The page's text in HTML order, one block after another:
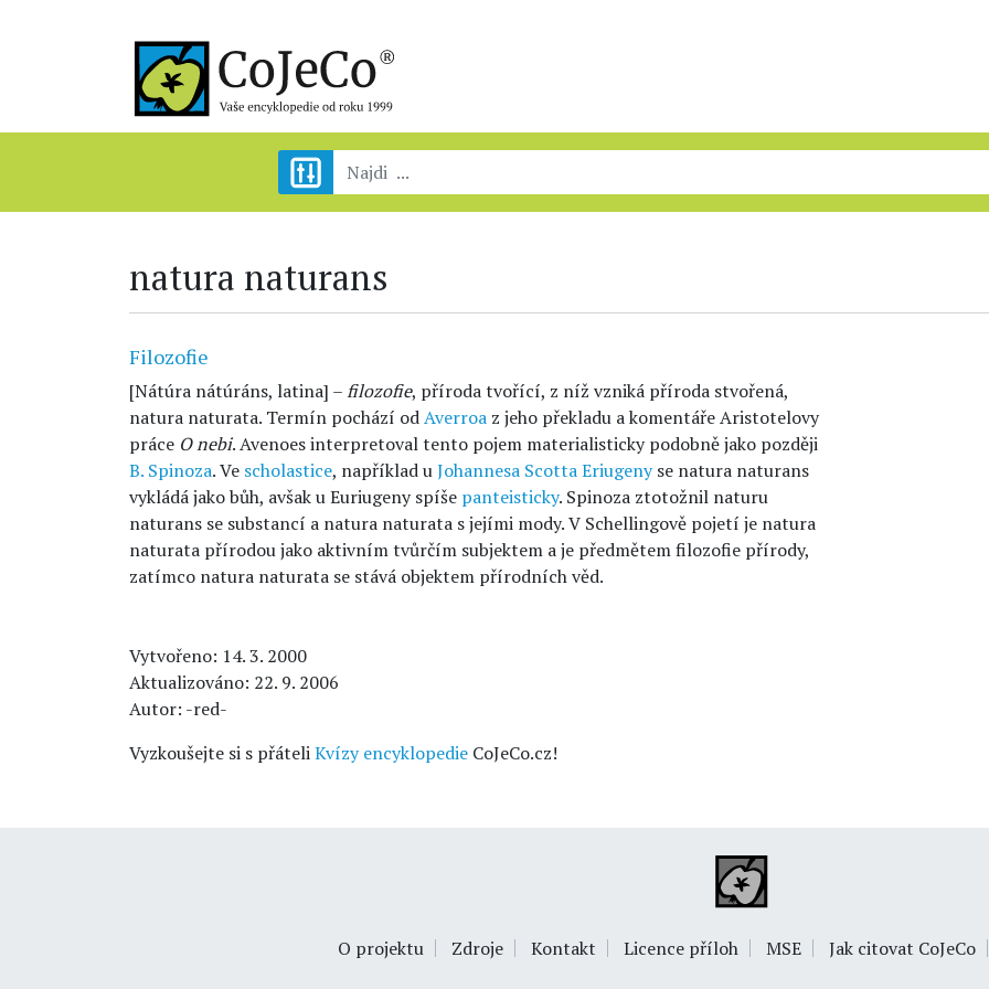
natura naturans
Filozofie
[Nátúra nátúráns, latina] –filozofie, příroda tvořící, z níž vzniká příroda stvořená,
natura naturata. Termín pochází odAverroa z jeho překladu a komentáře Aristotelovy
práce O nebi. Avenoes interpretoval tento pojem materialisticky podobně jako později
B. Spinoza. Ve scholastice, například uJohannesa Scotta Eriugenyse natura naturans
vykládá jako bůh, avšak u Euriugeny spíše panteisticky. Spinoza ztotožnil naturu
naturans se substancí a natura naturata s jejími mody. V Schellingově pojetí je natura
naturata přírodou jako aktivním tvůrčím subjektem a je předmětem filozofie přírody,
zatímco natura naturata se stává objektem přírodních věd.
Vytvořeno: 14. 3. 2000
Aktualizováno: 22. 9. 2006
Autor: -red-
Vyzkoušejte si s přáteliKvízy encyklopedie CoJeCo.cz!
O projektu Zdroje Kontakt Licence příloh MSE Jak citovat CoJeCo